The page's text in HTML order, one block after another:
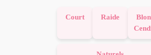
Court Raide